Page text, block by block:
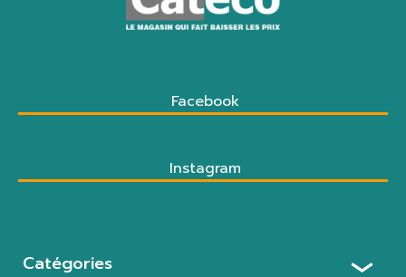
Facebook
Instagram
Catégories